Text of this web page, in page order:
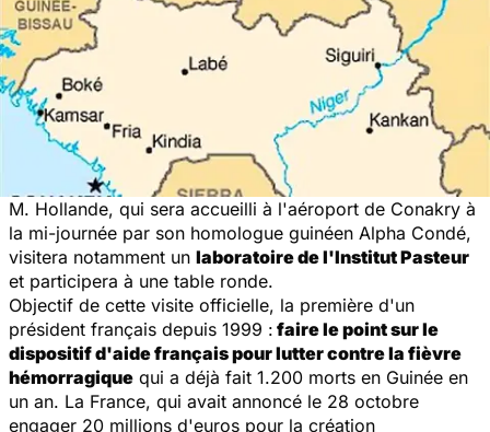
M. Hollande, qui sera accueilli à l'aéroport de Conakry à
la mi-journée par son homologue guinéen Alpha Condé,
visitera notamment un laboratoire de l'Institut Pasteur
et participera à une table ronde.
Objectif de cette visite officielle, la première d'un
président français depuis 1999 : faire le point sur le
dispositif d'aide français pour lutter contre la fièvre
hémorragique qui a déjà fait 1.200 morts en Guinée en
un an. La France, qui avait annoncé le 28 octobre
engager 20 millions d'euros pour la création